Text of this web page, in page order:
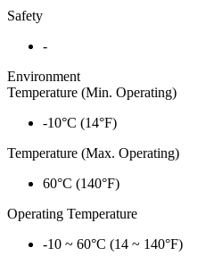
Safety
-
Environment
Temperature (Min. Operating)
-10°C (14°F)
Temperature (Max. Operating)
60°C (140°F)
Operating Temperature
-10 ~ 60°C (14 ~ 140°F)